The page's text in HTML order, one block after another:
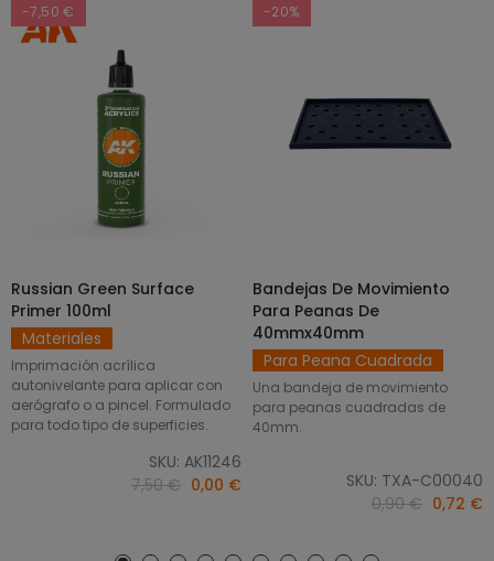
-7,50 €
AÑADIR AL CARRITO
Russian Green Surface
Primer 100ml
Materiales
Imprimación acrílica
autonivelante para aplicar con
aerógrafo o a pincel. Formulado
para todo tipo de superficies.
SKU: AK11246
7,50 € 0,00 €
-20%
SELECCIONAR OPCIONES
Bandejas De Movimiento
Para Peanas De
40mmx40mm
Para Peana Cuadrada
Una bandeja de movimiento
para peanas cuadradas de
40mm.
SKU: TXA-C00040
0,90 € 0,72 €